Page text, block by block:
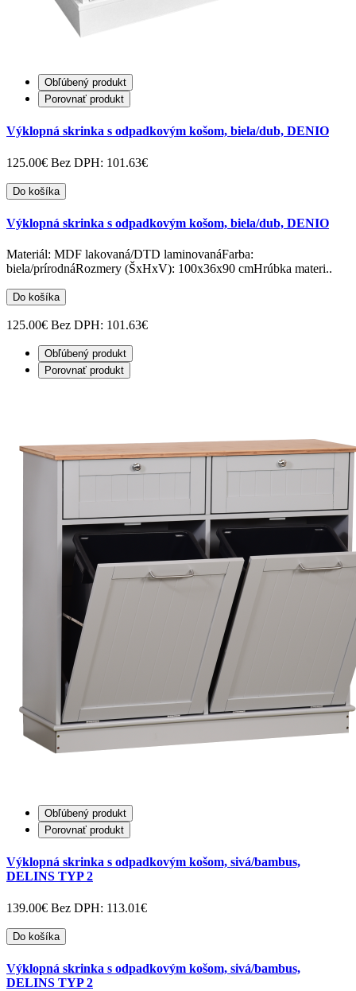
Obľúbený produkt
Porovnať produkt
Výklopná skrinka s odpadkovým košom, biela/dub, DENIO
125.00€ Bez DPH: 101.63€
Do košíka
Výklopná skrinka s odpadkovým košom, biela/dub, DENIO
Materiál: MDF lakovaná/DTD laminovanáFarba:
biela/prírodnáRozmery (ŠxHxV): 100x36x90 cmHrúbka materi..
Do košíka
125.00€ Bez DPH: 101.63€
Obľúbený produkt
Porovnať produkt
Obľúbený produkt
Porovnať produkt
Výklopná skrinka s odpadkovým košom, sivá/bambus,
DELINS TYP 2
139.00€ Bez DPH: 113.01€
Do košíka
Výklopná skrinka s odpadkovým košom, sivá/bambus,
DELINS TYP 2